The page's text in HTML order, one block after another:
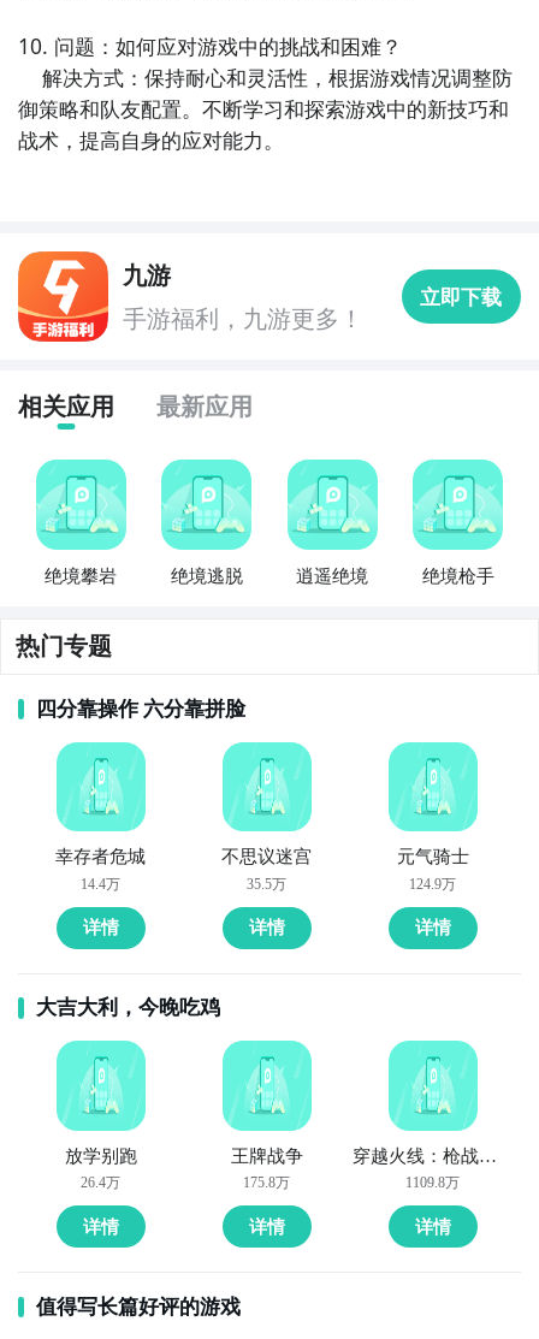
方法二： 下载九游APP，订阅异变围城：绝境防线的开
步骤2：
进入APP搜索“异变围城：绝境防线”，订阅后可
及时接受活动,礼包,开测和开放下载的提醒；
玩新游 上九游
步骤1：在九游开测表中玩家们可以看到当天所有进行开
测的手机游戏，以及最近十天即将进行测试的游戏，有
具体的测试时间以及测试阶段介绍，玩家们可以在这里
查找异变围城：绝境防线的相关公测时间信息!
步骤2：访问地址>>>
手游开测表地址
好了，异变围城：绝境防线公测时间的关注方法就讲到
这里，各位玩家是否都已经掌握好以上三种技巧了呢，
时候开放下载，什么时候公测等信息，还有一个办法就
是留意九游异变围城：绝境防线专区的每日更新，欢迎
大家积极参与讨论和提问题，我们会第一时间为您解
答。
通过上面的游戏介绍和图片，可能大家对异变围城：绝
境防线有大致的了解了，不过这么游戏要怎么样才能抢
先体验到呢？不用担心，目前九游客户端已经开通了测
试提醒了，通过在九游APP中搜索“异变围城：绝境防
线”，点击右边的【订阅】或者是【开测提醒】，订阅游
戏就不会错过最先的下载机会了咯！
玩新游 上九游
全球好游抢先下 福利礼包免费领 官方直播陪你玩
立即下载
候公测等信息，还有一个办法就是留意九游绝境防线专
区的每日更新，欢迎大家积极参与讨论和提问题，我们
会第一时间为您解答。
10. 问题：如何应对游戏中的挑战和困难？
御策略和队友配置。不断学习和探索游戏中的新技巧和
战术，提高自身的应对能力。
九游
手游福利，九游更多！
立即下载
相关应用 最新应用
绝境攀岩 绝境逃脱 逍遥绝境 绝境枪手
热门专题
四分靠操作 六分靠拼脸
幸存者危城
14.4万
详情
不思议迷宫
35.5万
详情
元气骑士
124.9万
详情
大吉大利，今晚吃鸡
放学别跑
26.4万
详情
王牌战争
175.8万
详情
穿越火线：枪战王者
1109.8万
详情
值得写长篇好评的游戏